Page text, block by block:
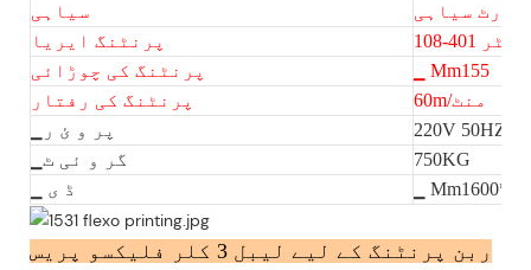
چارٹ سیاہی
پرنٹنگ ایریا
میٹر
پرنٹنگ کی چوڑائی
▁ Mm155
پرنٹنگ کی رفتار
60m/منٹ
▁پر و ئ ر
220V 50HZ
▁گر و ئی ٹ
750KG
▁ ڈ ی
▁
ربن پرنٹنگ کے لیے لیبل 3 کلر فلیکسو پریس